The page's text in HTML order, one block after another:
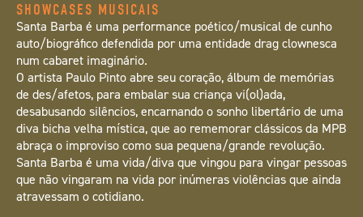
SHOWCASES MUSICAIS
Santa Barba é uma performance poético/musical de cunho
auto/biográfico defendida por uma entidade drag clownesca
num cabaret imaginário.
O artista Paulo Pinto abre seu coração, álbum de memórias
de des/afetos, para embalar sua criança vi(ol)ada,
desabusando silêncios, encarnando o sonho libertário de uma
diva bicha velha mística, que ao rememorar clássicos da MPB
abraça o improviso como sua pequena/grande revolução.
Santa Barba é uma vida/diva que vingou para vingar pessoas
que não vingaram na vida por inúmeras violências que ainda
atravessam o cotidiano.